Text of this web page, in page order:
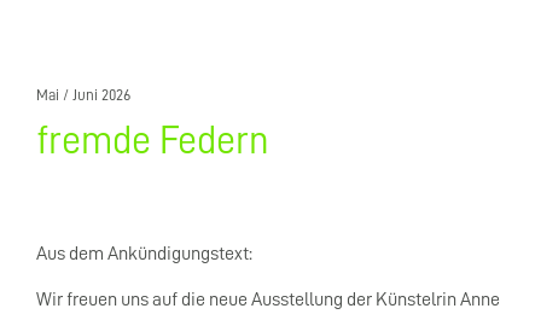
Mai / Juni 2026
fremde Federn
Aus dem Ankündigungstext:
Wir freuen uns auf die neue Ausstellung der Künstelrin Anne